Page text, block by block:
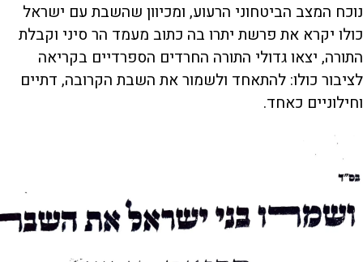
נוכח המצב הביטחוני הרעוע, ומכיוון שהשבת עם ישראל
כולו יקרא את פרשת יתרו בה כתוב מעמד הר סיני וקבלת
התורה, יצאו גדולי התורה החרדים הספרדיים בקריאה
לציבור כולו: להתאחד ולשמור את השבת הקרובה, דתיים
וחילוניים כאחד.